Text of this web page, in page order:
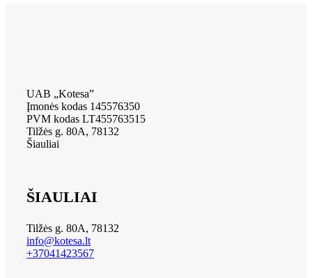
UAB „Kotesa”
Įmonės kodas 145576350
PVM kodas LT455763515
Tilžės g. 80A, 78132
Šiauliai
ŠIAULIAI
Tilžės g. 80A, 78132
info@kotesa.lt
+37041423567